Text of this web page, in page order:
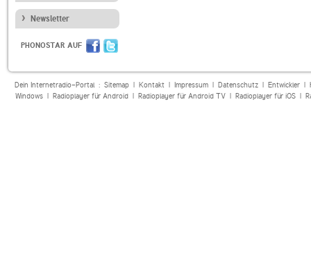
Newsletter
PHONOSTAR AUF
Dein Internetradio-Portal : Sitemap| Kontakt| Impressum| Datenschutz| Entwickler|
Windows| Radioplayer für Android| Radioplayer für Android TV| Radioplayer für iOS|